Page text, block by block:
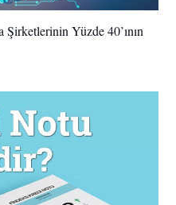
Yüzde 40’ının